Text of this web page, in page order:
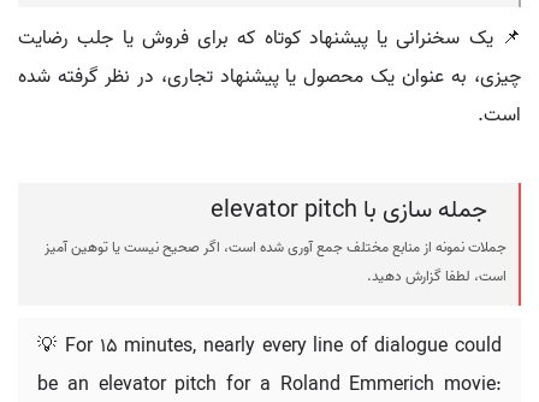
📌 یک سخنرانی یا پیشنهاد کوتاه که برای فروش یا جلب رضایت
چیزی، به عنوان یک محصول یا پیشنهاد تجاری، در نظر گرفته شده
است.
جمله سازی با elevator pitch
جملات نمونه از منابع مختلف جمع آوری شده است، اگر صحیح نیست یا توهین آمیز
است، لطفا گزارش دهید.
💡 For 15 minutes, nearly every line of dialogue could
be an elevator pitch for a Roland Emmerich movie: